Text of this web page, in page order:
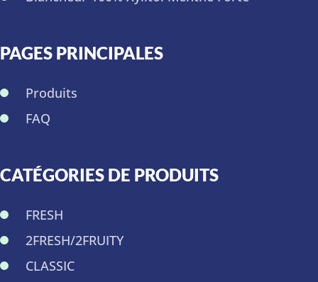
PAGES PRINCIPALES
Produits
FAQ
CATÉGORIES DE PRODUITS
FRESH
2FRESH/2FRUITY
CLASSIC